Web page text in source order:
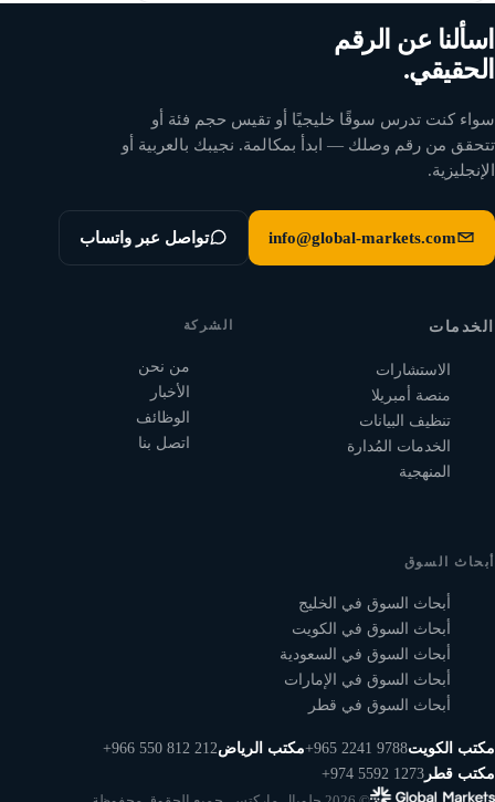
اسألنا عن الرقم
الحقيقي.
سواء كنت تدرس سوقًا خليجيًا أو تقيس حجم فئة أو
تتحقق من رقم وصلك — ابدأ بمكالمة. نجيبك بالعربية أو
الإنجليزية.
info@global-markets.com تواصل عبر واتساب
الخدمات
الاستشارات
منصة أمبريلا
تنظيف البيانات
الخدمات المُدارة
المنهجية
الشركة
من نحن
الأخبار
الوظائف
اتصل بنا
أبحاث السوق
أبحاث السوق في الخليج
أبحاث السوق في الكويت
أبحاث السوق في السعودية
أبحاث السوق في الإمارات
أبحاث السوق في قطر
مكتب الكويت+965 2241 9788مكتب الرياض+966 550 812 212
مكتب قطر +974 5592 1273